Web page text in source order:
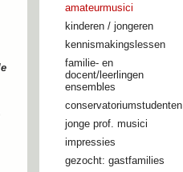
amateurmusici
kinderen / jongeren
kennismakingslessen
familie- en
docent/leerlingen
ensembles
conservatoriumstudenten
jonge prof. musici
impressies
gezocht: gastfamilies